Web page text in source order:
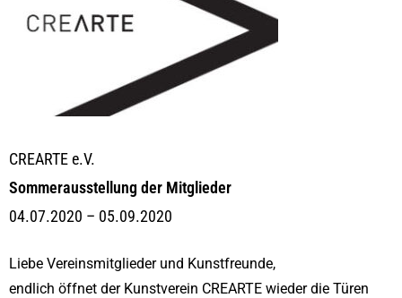
CREARTE e.V.
Sommerausstellung der Mitglieder
04.07.2020 – 05.09.2020
Liebe Vereinsmitglieder und Kunstfreunde,
endlich öffnet der Kunstverein CREARTE wieder die Türen